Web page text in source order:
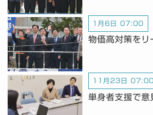
1月6日 07:00
物価高対策をリ
11月23日 07:00
単身者支援で意